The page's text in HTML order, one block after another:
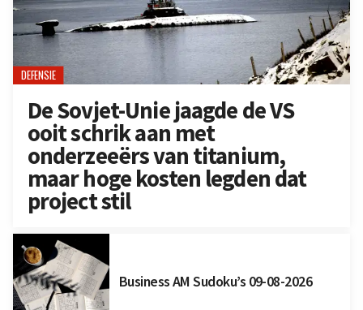
DEFENSIE
De Sovjet-Unie jaagde de VS
ooit schrik aan met
onderzeeërs van titanium,
maar hoge kosten legden dat
project stil
Business AM Sudoku’s 09-08-2026